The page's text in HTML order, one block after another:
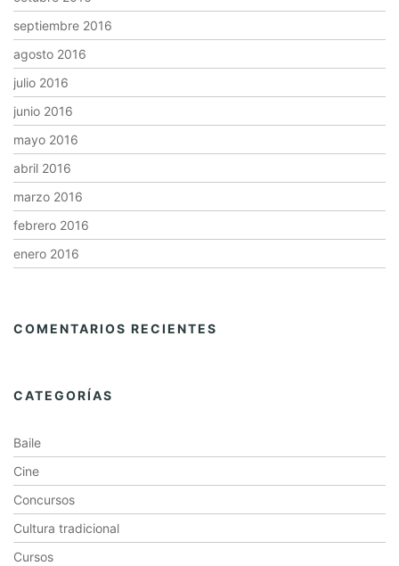
septiembre 2016
agosto 2016
julio 2016
junio 2016
mayo 2016
abril 2016
marzo 2016
febrero 2016
enero 2016
COMENTARIOS RECIENTES
CATEGORÍAS
Baile
Cine
Concursos
Cultura tradicional
Cursos